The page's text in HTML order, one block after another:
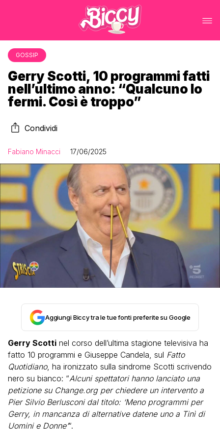
GOSSIP
Gerry Scotti, 10 programmi fatti
nell’ultimo anno: “Qualcuno lo
fermi. Così è troppo”
Condividi
Fabiano Minacci 17/06/2025
Aggiungi Biccy tra le tue fonti preferite su Google
Gerry Scotti nel corso dell’ultima stagione televisiva ha
fatto 10 programmi e Giuseppe Candela, sul Fatto
Quotidiano, ha ironizzato sulla sindrome Scotti scrivendo
nero su bianco: “Alcuni spettatori hanno lanciato una
petizione su Change.org per chiedere un intervento a
Pier Silvio Berlusconi dal titolo: ‘Meno programmi per
Gerry, in mancanza di alternative datene uno a Tinì di
Uomini e Donne’“.